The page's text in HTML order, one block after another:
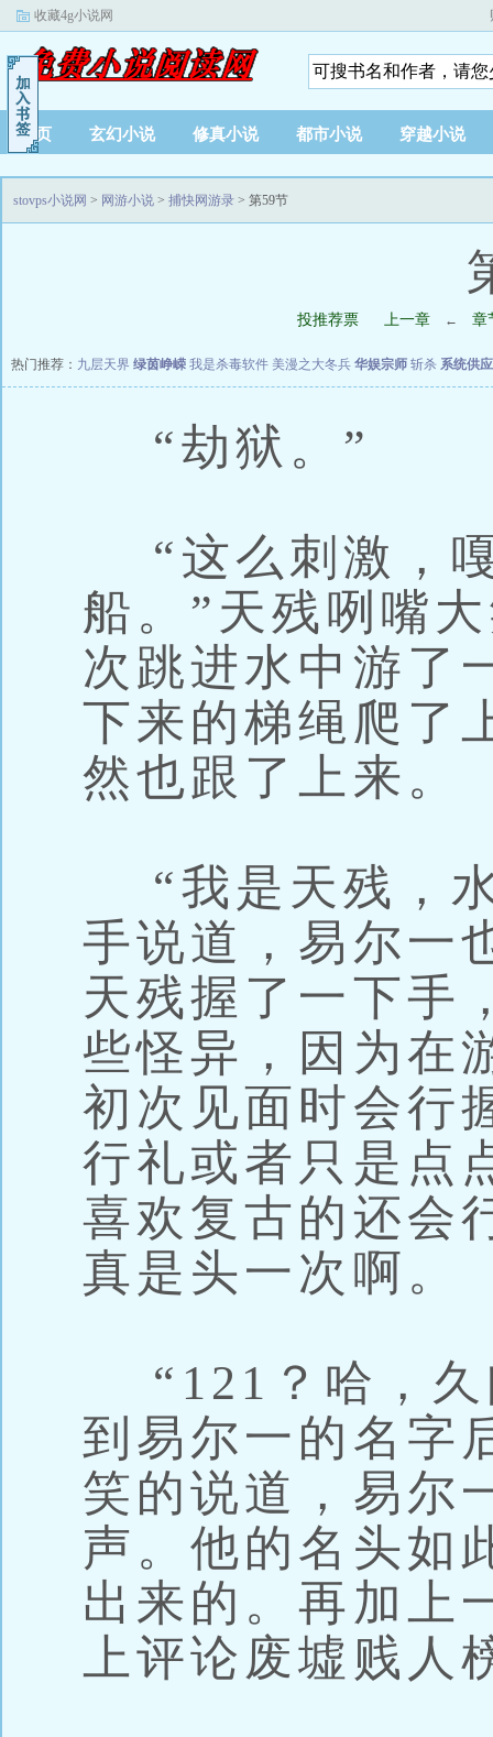
收藏4g小说网
首页 玄幻小说 修真小说 都市小说 穿越小说
stovps小说网 > 网游小说 > 捕快网游录 > 第59节
投推荐票 上一章 ← 章
热门推荐： 九层天界 绿茵峥嵘 我是杀毒软件 美漫之大冬兵 华娱宗师 斩杀 系统供
“劫狱。”
“这么刺激，
船。”天残咧嘴
次跳进水中游了
下来的梯绳爬了
然也跟了上来。
“我是天残，
手说道，易尔一
天残握了一下手
些怪异，因为在
初次见面时会行
行礼或者只是点
喜欢复古的还会
真是头一次啊。
“121？哈，久
到易尔一的名字
笑的说道，易尔
声。他的名头如
出来的。再加上
上评论废墟贱